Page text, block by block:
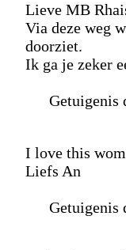
Lieve MB
Via deze weg
doorziet.
Ik ga je zeker
Getuigenis
I love this
Liefs An
Getuigenis